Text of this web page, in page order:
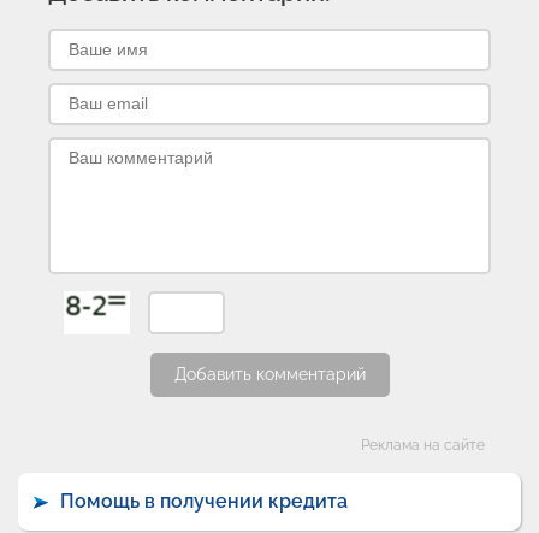
Добавить комментарий
Реклама на сайте
Помощь в получении кредита